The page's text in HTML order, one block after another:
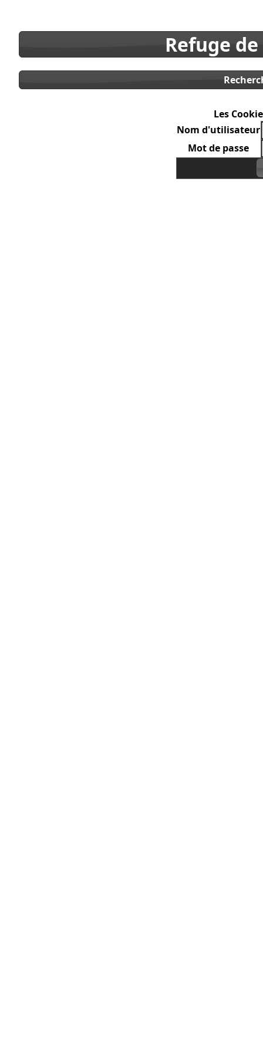
Refuge
Les
Nom d'utilisateur
Mot de passe